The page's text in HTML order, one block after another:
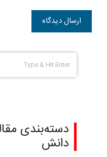
دسته‌بندی
دانش